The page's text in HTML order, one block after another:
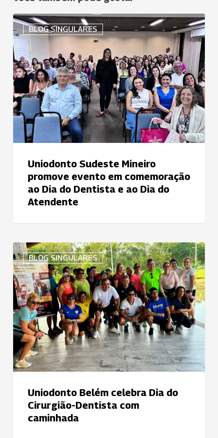
BLOG SINGULARES
Uniodonto
Sudeste
Mineiro
promove
evento
em
comemoração
ao
Dia
Uniodonto Sudeste Mineiro
promove evento em comemoração
ao Dia do Dentista e ao Dia do
Atendente
BLOG SINGULARES
Uniodonto
Belém
celebra
Dia
do
Cirurgião-
Dentista
com
caminhada
Uniodonto Belém celebra Dia do
Cirurgião-Dentista com
caminhada